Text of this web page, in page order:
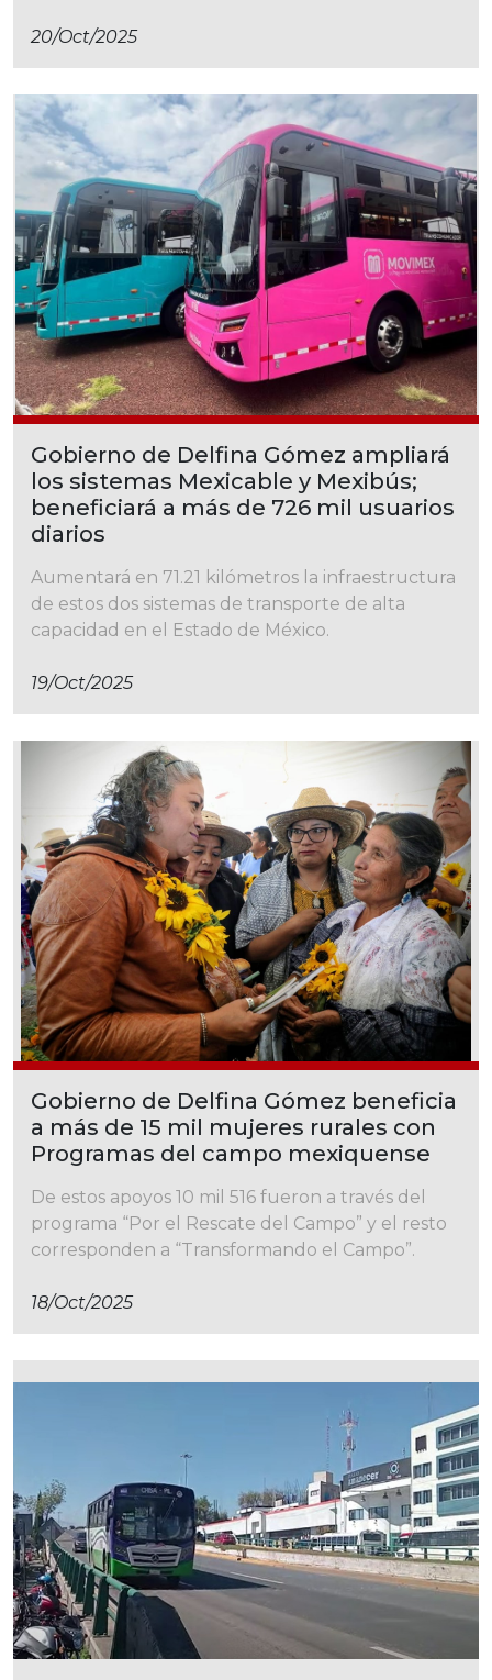
20/oct/2025
Gobierno de Delfina Gómez ampliará
los sistemas Mexicable y Mexibús;
beneficiará a más de 726 mil usuarios
diarios
Aumentará en 71.21 kilómetros la infraestructura
de estos dos sistemas de transporte de alta
capacidad en el Estado de México.
19/oct/2025
Gobierno de Delfina Gómez beneficia
a más de 15 mil mujeres rurales con
Programas del campo mexiquense
De estos apoyos 10 mil 516 fueron a través del
programa “Por el Rescate del Campo” y el resto
corresponden a “Transformando el Campo”.
18/oct/2025